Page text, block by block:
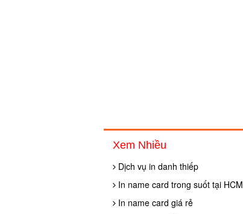
Xem Nhiều
Dịch vụ in danh thiếp
In name card trong suốt tại HCM
In name card giá rẻ